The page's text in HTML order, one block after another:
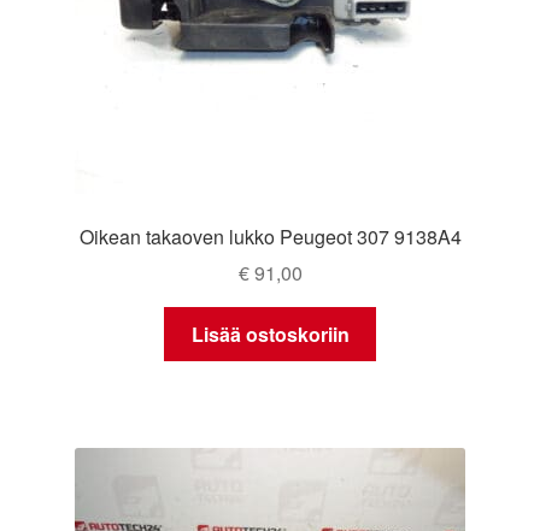
Oikean takaoven lukko Peugeot 307 9138A4
€91,00
Lisää ostoskoriin